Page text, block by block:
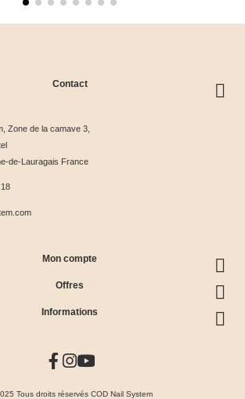
Contact
Zone de la camave 3,
de-Lauragais France
Mon compte
Offres
Informations
Tous droits réservés COD Nail System